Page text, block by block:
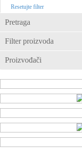
Resetujte filter
Pretraga
Filter proizvoda
Proizvođači